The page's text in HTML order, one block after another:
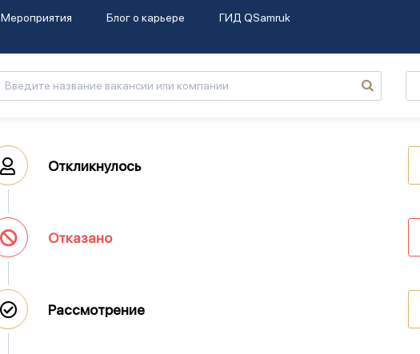
Мероприятия Блог о карьере ГИД QSamruk
Откликнулось
Отказано
Рассмотрение